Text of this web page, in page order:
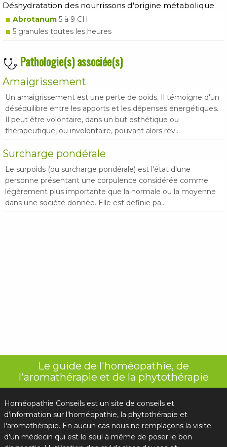
Déshydratation des nourrissons d'origine métabolique
Abrotanum 5 à 9 CH
5 granules toutes les heures
Pathologie(s) associée(s)
Amaigrissement
Un amaigrissement est une perte de poids. Il témoigne d'un
déséquilibre entre les apports et les dépenses énergétiques.
Il peut être volontaire, dans un but esthétique ou
thérapeutique, ou involontaire, pouvant alors rév...
Surcharge pondérale
Le surpoids (ou surcharge pondérale) est l'état d'une
personne présentant une corpulence considérée comme
légèrement plus importante que la normale ou la moyenne
dans une société donnée. Elle est définie pa...
Le guide de l'homéopathie, de
l'aromathérapie et de la phytothérapie
Homéopathie Conseils est un site de conseils et
d’information sur l'homéopathie, la phytothérapie et
l'aromathérapie. En aucun cas nous ne remplaçons la visite
d'un médecin qui est le seul à même de poser le bon